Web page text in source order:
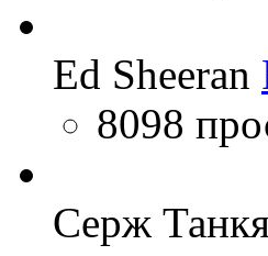
Ed Sheeran
8098
Серж